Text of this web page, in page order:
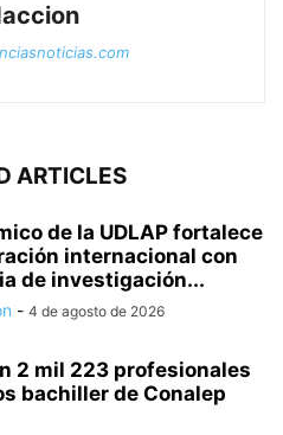
ARTICLES
de la UDLAP fortalece
internacional con
de investigación...
- 4 de agosto de 2026
2 mil 223 profesionales
bachiller de Conalep